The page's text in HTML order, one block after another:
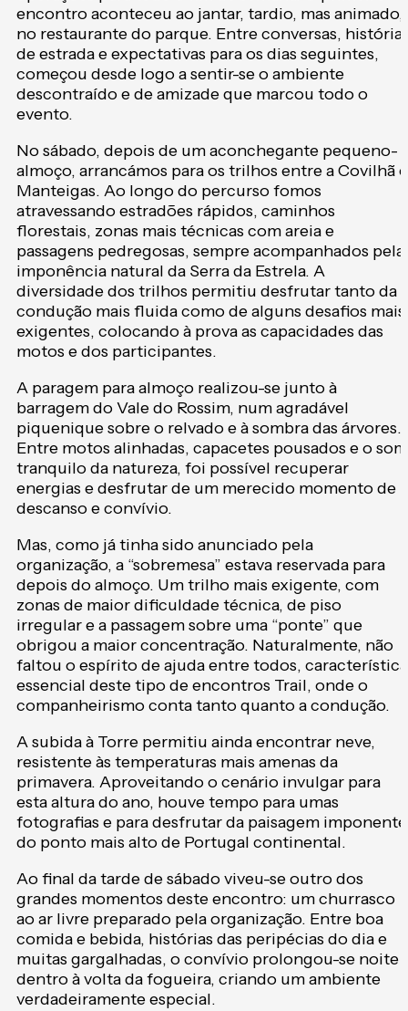
encontro aconteceu ao jantar, tardio, mas animado,
no restaurante do parque. Entre conversas,
de estrada e expectativas para os dias seguintes,
começou desde logo a sentir-se o ambiente
descontraído e de amizade que marcou todo o
evento.
No sábado, depois de um aconchegante pequeno-
almoço, arrancámos para os trilhos entre a Covilhã e
Manteigas. Ao longo do percurso fomos
atravessando estradões rápidos, caminhos
florestais, zonas mais técnicas com areia e
passagens pedregosas, sempre acompanhados pela
imponência natural da Serra da Estrela. A
diversidade dos trilhos permitiu desfrutar tanto da
condução mais fluida como de alguns desafios mais
exigentes, colocando à prova as capacidades das
motos e dos participantes.
A paragem para almoço realizou-se junto à
barragem do Vale do Rossim, num agradável
piquenique sobre o relvado e à sombra das árvores.
Entre motos alinhadas, capacetes pousados e o som
tranquilo da natureza, foi possível recuperar
energias e desfrutar de um merecido momento de
descanso e convívio.
Mas, como já tinha sido anunciado pela
organização, a “sobremesa” estava reservada para
depois do almoço. Um trilho mais exigente, com
zonas de maior dificuldade técnica, de piso
irregular e a passagem sobre uma “ponte” que
obrigou a maior concentração. Naturalmente, não
faltou o espírito de ajuda entre todos, característica
essencial deste tipo de encontros Trail, onde o
companheirismo conta tanto quanto a condução.
A subida à Torre permitiu ainda encontrar neve,
resistente às temperaturas mais amenas da
primavera. Aproveitando o cenário invulgar para
esta altura do ano, houve tempo para umas
fotografias e para desfrutar da paisagem imponente
do ponto mais alto de Portugal continental.
Ao final da tarde de sábado viveu-se outro dos
grandes momentos deste encontro: um churrasco
ao ar livre preparado pela organização. Entre boa
comida e bebida, histórias das peripécias do dia e
muitas gargalhadas, o convívio prolongou-se noite
dentro à volta da fogueira, criando um ambiente
verdadeiramente especial.